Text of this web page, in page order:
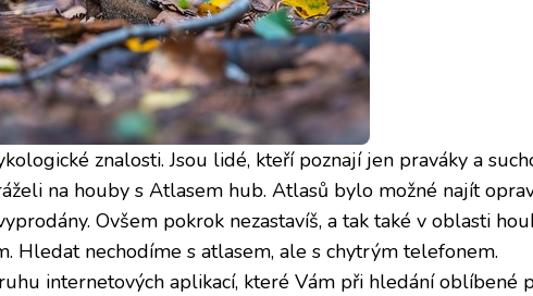
znalosti. Jsou lidé, kteří poznají jen praváky a
na houby s Atlasem hub. Atlasů bylo možné najít
Ovšem pokrok nezastavíš, a tak také v oblasti
Hledat nechodíme s atlasem, ale s chytrým telefonem.
internetových aplikací, které Vám při hledání oblíbené